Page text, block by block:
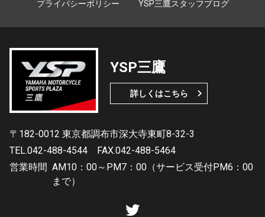
プライバシーポリシー YSP三鷹スタッフブログ
YSP三鷹
詳しくはこちら
〒182-0012 東京都調布市深大寺東町8-32-3
TEL.042-488-4544
FAX.042-488-5464
営業時間 AM10：00～PM7：00（サービス受付PM6：00
まで）